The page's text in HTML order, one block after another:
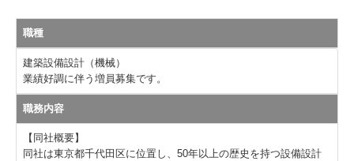
募集要項（電気）
募集要項（機械）
プライバシーポリシー
職種
建築設備設計（機械）
業績好調に伴う増員募集です。
職務内容
【同社概要】
同社は東京都千代田区に位置し、50年以上の歴史を持つ設備設計